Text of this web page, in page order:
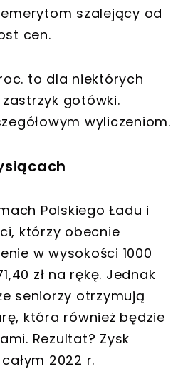
szalejący od
cen.
to dla niektórych
gotówki.
wyliczeniom.
Polskiego Ładu i
którzy obecnie
w wysokości 1000
zł na rękę. Jednak
seniorzy otrzymują
która również będzie
Rezultat? Zysk
2022 r.